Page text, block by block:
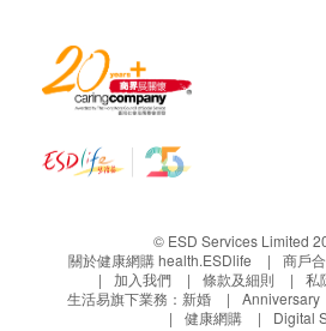
© ESD Services Limited
關於健康網購 health.ESDlife
商戶
加入我們
條款及細則 私
生活易旗下業務： 新婚 Anniversary
健康網購
Digital